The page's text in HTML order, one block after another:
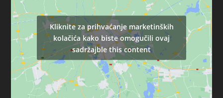
Kliknite za prihvaćanje marketinških
kolačića kako biste omogučili ovaj
sadržajble this content